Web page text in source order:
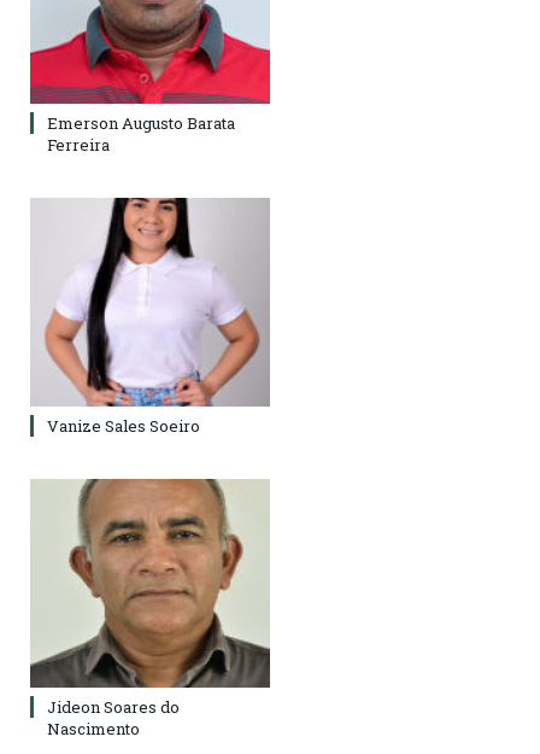
Emerson Augusto Barata
Ferreira
Vanize Sales Soeiro
Jideon Soares do
Nascimento